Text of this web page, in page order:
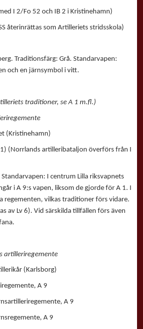
I 2/Fo 52 och IB 2 i Kristinehamn)
som Artilleriets stridsskola)
Traditionsfärg: Grå. Standarvapen:
och en järnsymbol i vitt.
traditioner, se A 1 m.fl.)
artilleribataljon överförs från I
I centrum Lilla riksvapnets
i A 9:s vapen, liksom de gjorde för A 1. I
regementen, vilkas traditioner förs vidare.
av Lv 6). Vid särskilda tillfällen förs även
(Karlsborg)
A 9
A 9
A 9